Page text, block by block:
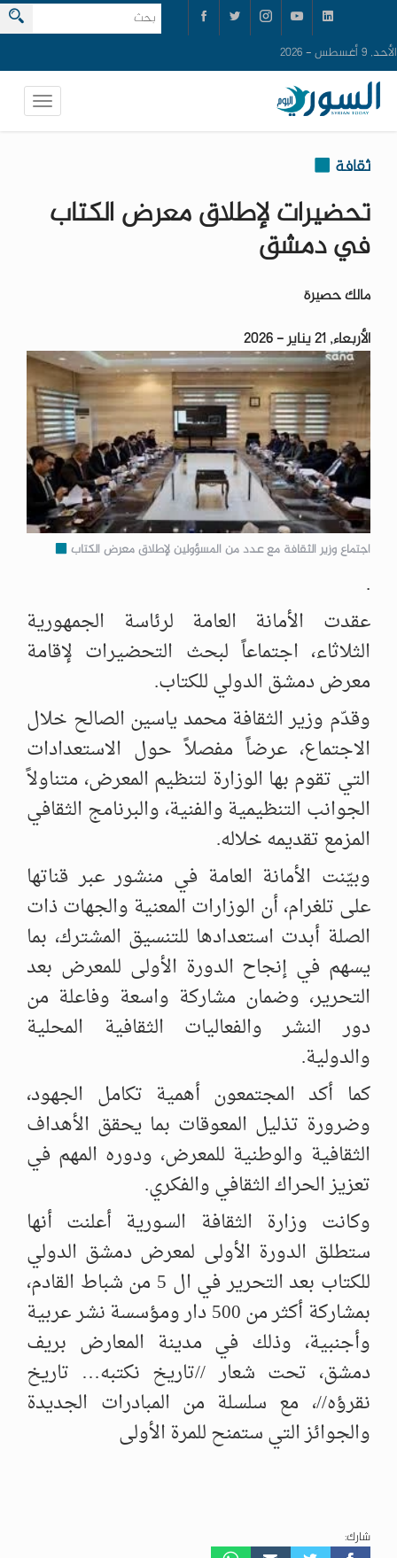
الأحد, 9 أغسطس - 2026
ثقافة
تحضيرات لإطلاق معرض الكتاب
في دمشق
مالك حصيرة
الأربعاء, 21 يناير - 2026
اجتماع وزير الثقافة مع عدد من المسؤولين لإطلاق معرض الكتاب
.
عقدت الأمانة العامة لرئاسة الجمهورية
الثلاثاء، اجتماعاً لبحث التحضيرات لإقامة
معرض دمشق الدولي للكتاب.
وقدّم وزير الثقافة محمد ياسين الصالح خلال
الاجتماع، عرضاً مفصلاً حول الاستعدادات
التي تقوم بها الوزارة لتنظيم المعرض، متناولاً
الجوانب التنظيمية والفنية، والبرنامج الثقافي
المزمع تقديمه خلاله.
وبيّنت الأمانة العامة في منشور عبر قناتها
على تلغرام، أن الوزارات المعنية والجهات ذات
الصلة أبدت استعدادها للتنسيق المشترك، بما
يسهم في إنجاح الدورة الأولى للمعرض بعد
التحرير، وضمان مشاركة واسعة وفاعلة من
دور النشر والفعاليات الثقافية المحلية
والدولية.
كما أكد المجتمعون أهمية تكامل الجهود،
وضرورة تذليل المعوقات بما يحقق الأهداف
الثقافية والوطنية للمعرض، ودوره المهم في
تعزيز الحراك الثقافي والفكري.
وكانت وزارة الثقافة السورية أعلنت أنها
ستطلق الدورة الأولى لمعرض دمشق الدولي
للكتاب بعد التحرير في ال 5 من شباط القادم،
بمشاركة أكثر من 500 دار ومؤسسة نشر عربية
وأجنبية، وذلك في مدينة المعارض بريف
دمشق، تحت شعار //تاريخ نكتبه… تاريخ
نقرؤه//، مع سلسلة من المبادرات الجديدة
والجوائز التي ستمنح للمرة الأولى
شارك: